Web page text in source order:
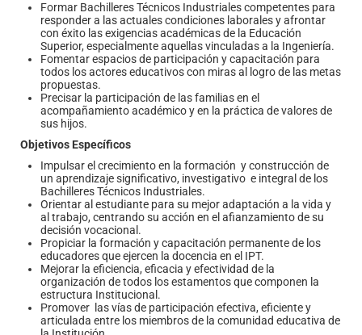
Formar Bachilleres Técnicos Industriales competentes para
responder a las actuales condiciones laborales y afrontar
con éxito las exigencias académicas de la Educación
Superior, especialmente aquellas vinculadas a la Ingeniería.
Fomentar espacios de participación y capacitación para
todos los actores educativos con miras al logro de las metas
propuestas.
Precisar la participación de las familias en el
acompañamiento académico y en la práctica de valores de
sus hijos.
Objetivos Específicos
Impulsar el crecimiento en la formación y construcción de
un aprendizaje significativo, investigativo e integral de los
Bachilleres Técnicos Industriales.
Orientar al estudiante para su mejor adaptación a la vida y
al trabajo, centrando su acción en el afianzamiento de su
decisión vocacional.
Propiciar la formación y capacitación permanente de los
educadores que ejercen la docencia en el IPT.
Mejorar la eficiencia, eficacia y efectividad de la
organización de todos los estamentos que componen la
estructura Institucional.
Promover las vías de participación efectiva, eficiente y
articulada entre los miembros de la comunidad educativa de